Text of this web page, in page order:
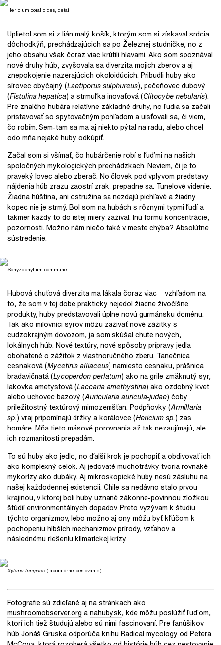
Hericium coralloides, detail
Uplietol som si z lián malý košík, ktorým som si získaval srdcia
dôchodkýň, prechádzajúcich sa po Železnej studničke, no z
jeho obsahu však čoraz viac krútili hlavami. Ako som spoznával
nové druhy húb, zvyšovala sa diverzita mojich zberov a aj
znepokojenie nazerajúcich okoloidúcich. Pribudli huby ako
sírovec obyčajný (Laetiporus sulphureus), pečeňovec dubový
(Fistulina hepatica) a strmuľka inovaťová (Clitocybe nebularis).
Pre znalého hubára relatívne základné druhy, no ľudia sa začali
pristavovať so spytovačným pohľadom a uisťovali sa, či viem,
čo robím. Sem-tam sa ma aj niekto pýtal na radu, alebo chcel
odo mňa nejaké huby odkúpiť.
Začal som si všímať, čo hubárčenie robí s ľuďmi na našich
spoločných mykologických prechádzkach. Neviem, či je to
praveký lovec alebo zberač. No človek pod vplyvom predstavy
nájdenia húb zrazu zaostrí zrak, prepadne sa. Tunelové videnie.
Žiadna húština, ani ostružina sa nezdajú pichľavé a žiadny
kopec nie je strmý. Bol som na hubách s rôznymi typmi ľudí a
takmer každý to do istej miery zažíval. Inú formu koncentrácie,
pozornosti. Možno nám niečo také v meste chýba? Absolútne
sústredenie.
Schyzophyllum commune.
Hubová chuťová diverzita ma lákala čoraz viac ‒ vzhľadom na
to, že som v tej dobe prakticky nejedol žiadne živočíšne
produkty, huby predstavovali úplne novú gurmánsku doménu.
Tak ako milovníci syrov môžu zažívať nové zážitky s
cudzokrajným dovozom, ja som skúšal chute nových,
lokálnych húb. Nové textúry, nové spôsoby prípravy jedla
obohatené o zážitok z vlastnoručného zberu. Tanečnica
cesnaková (Mycetinis alliaceus) namiesto cesnaku, prášnica
bradavičnatá (Lycoperdon perlatum) ako na grile zmäknutý syr,
lakovka ametystová (Laccaria amethystina) ako ozdobný kvet
alebo uchovec bazový (Auricularia auricula-judae) čoby
príležitostný textúrový mimozemšťan. Podpňovky (Armillaria
sp.) vraj pripomínajú držky a korálovce (Hericium sp.) zas
homáre. Mňa tieto mäsové porovnania až tak nezaujímajú, ale
ich rozmanitosti prepadám.
To sú huby ako jedlo, no ďalší krok je pochopiť a obdivovať ich
ako komplexný celok. Aj jedovaté muchotrávky tvoria rovnaké
mykorízy ako dubáky. Aj mikroskopické huby nesú zásluhu na
našej každodennej existencii. Chile sa nedávno stalo prvou
krajinou, v ktorej boli huby uznané zákonne-povinnou zložkou
štúdií environmentálnych dopadov. Preto vyzývam k štúdiu
týchto organizmov, lebo možno aj ony môžu byť kľúčom k
pochopeniu hlbších mechanizmov prírody, vzťahov a
následnému riešeniu klimatickej krízy.
Xylaria longipes (laboratórne pestovanie)
Fotografie sú zdieľané aj na stránkach ako
mushroomobserver.org anahuby.sk, kde môžu poslúžiť ľuďom,
ktorí ich tiež študujú alebo sú nimi fascinovaní. Pre fanúšikov
húb Jonáš Gruska odporúča knihu Radical mycology od Petera